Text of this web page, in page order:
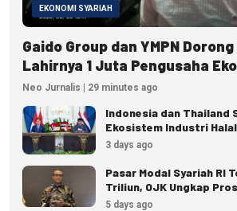
EKONOMI SYARIAH
Gaido Group dan YMPN
Lahirnya 1 Juta Pengusaha
Neo Jurnalis | 29 minutes ago
Indonesia dan Thailand
Ekosistem Industri Halal
3 days ago
Pasar Modal Syariah RI
Triliun, OJK Ungkap
5 days ago